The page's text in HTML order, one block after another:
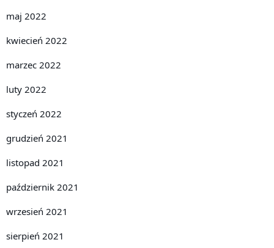
maj 2022
kwiecień 2022
marzec 2022
luty 2022
styczeń 2022
grudzień 2021
listopad 2021
październik 2021
wrzesień 2021
sierpień 2021